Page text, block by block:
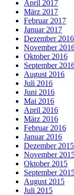
April 2017
März 2017
Februar 2017
Januar 2017
Dezember 2016
November
Oktober 2016
September
August 2016
Juli 2016
Juni 2016
Mai 2016
April 2016
März 2016
Februar 2016
Januar 2016
Dezember 2015
November
Oktober 2015
September
August 2015
Juli 2015